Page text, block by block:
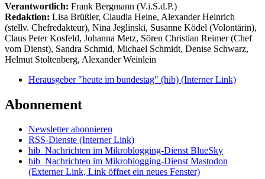
Verantwortlich: Frank Bergmann (V.i.S.d.P.)
Redaktion: Lisa Brüßler, Claudia Heine, Alexander Heinrich
(stellv. Chefredakteur), Nina Jeglinski, Susanne Ködel (Volontärin),
Claus Peter Kosfeld, Johanna Metz, Sören Christian Reimer (Chef
vom Dienst), Sandra Schmid, Michael Schmidt, Denise Schwarz,
Helmut Stoltenberg, Alexander Weinlein
Herausgeber "heute im bundestag" (hib) (Interner Link)
Abonnement
Newsletter abonnieren
RSS-Dienste (Interner Link)
hib_Nachrichten im Mikroblogging-Dienst BlueSky
hib_Nachrichten im Mikroblogging-Dienst Mastodon
(Externer Link, Link öffnet ein neues Fenster)